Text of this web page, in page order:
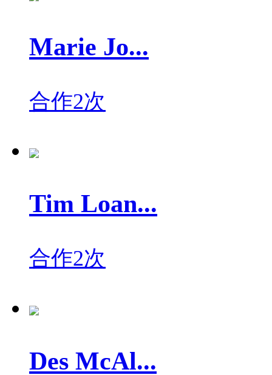
Marie Jo...
合作2次
Tim Loan...
合作2次
Des McAl...